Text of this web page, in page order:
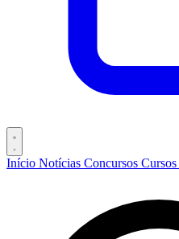
Início Notícias Concursos Cursos